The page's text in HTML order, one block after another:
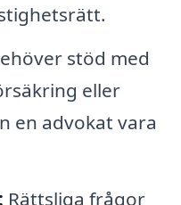
stöd med
eller
en advokat vara
Rättsliga frågor